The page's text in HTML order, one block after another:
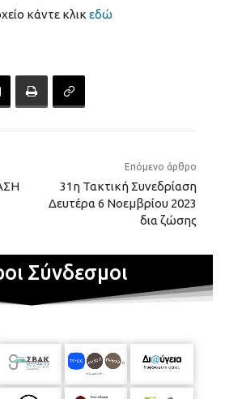
κάντε κλικ εδώ
Επόμενο άρθρο
31η Τακτική Συνεδρίαση
Δευτέρα 6 Nοεμβρίου 2023
δια ζώσης
Σύνδεσμοι